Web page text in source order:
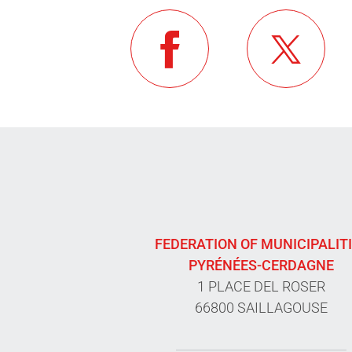
FEDERATION OF
PYRÉNÉES-CERDAGNE
1 PLACE DEL ROSER
66800 SAILLAGOUSE